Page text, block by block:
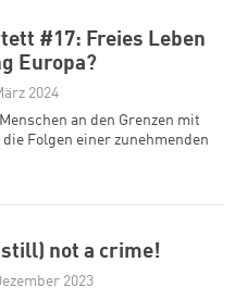
#17: Freies Leben
Europa?
2024
an den Grenzen mit
Folgen einer zunehmenden
not a crime!
2023